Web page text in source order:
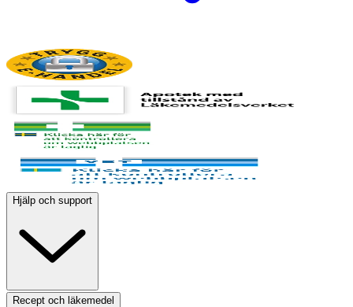
Hjälp och support
Recept och läkemedel